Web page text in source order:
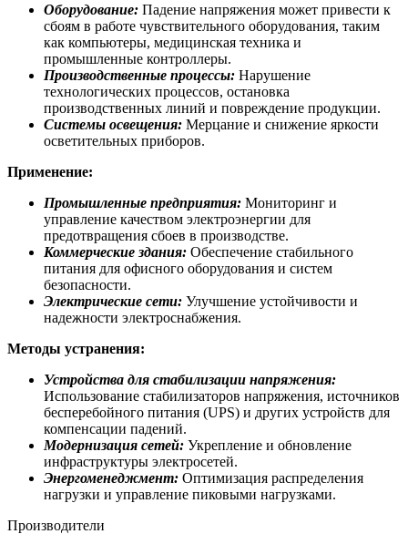
Оборудование: Падение напряжения может привести к
сбоям в работе чувствительного оборудования, таким
как компьютеры, медицинская техника и
промышленные контроллеры.
Производственные процессы: Нарушение
технологических процессов, остановка
производственных линий и повреждение продукции.
Системы освещения: Мерцание и снижение яркости
осветительных приборов.
Применение:
Промышленные предприятия: Мониторинг и
управление качеством электроэнергии для
предотвращения сбоев в производстве.
Коммерческие здания: Обеспечение стабильного
питания для офисного оборудования и систем
безопасности.
Электрические сети: Улучшение устойчивости и
надежности электроснабжения.
Методы устранения:
Устройства для стабилизации напряжения:
Использование стабилизаторов напряжения, источников
бесперебойного питания (UPS) и других устройств для
компенсации падений.
Модернизация сетей: Укрепление и обновление
инфраструктуры электросетей.
Энергоменеджмент: Оптимизация распределения
нагрузки и управление пиковыми нагрузками.
Производители